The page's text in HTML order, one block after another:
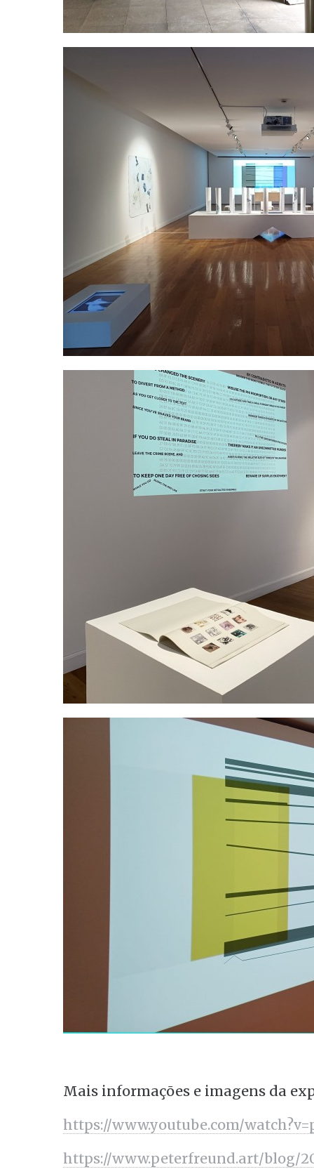
Mais informações e imagens da
https://www.youtube.com/
https://www.peterfreund.art/blog/